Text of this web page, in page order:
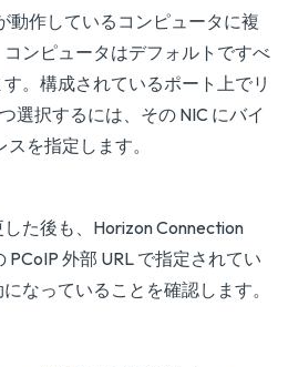
動作しているコンピュータに複
ンピュータはデフォルトですべ
。構成されているポート上でリ
選択するには、その NIC にバイ
を指定します。
た後も、Horizon Connection
外部 URL で指定されてい
なっていることを確認します。